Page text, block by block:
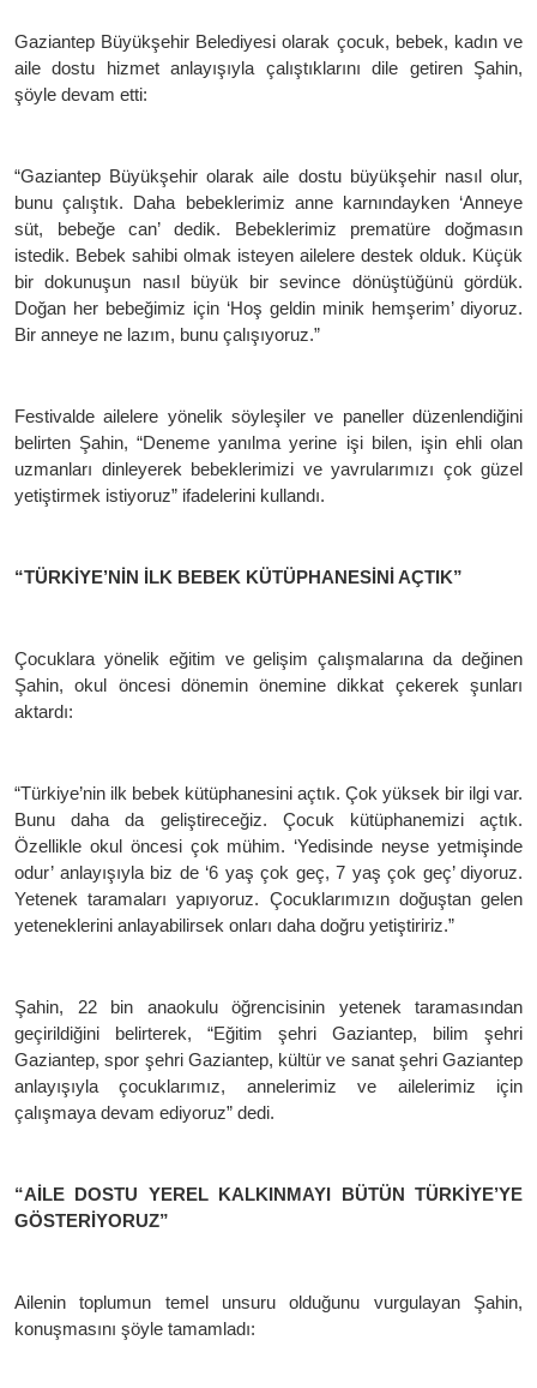
Gaziantep Büyükşehir Belediyesi olarak çocuk, bebek, kadın ve
aile dostu hizmet anlayışıyla çalıştıklarını dile getiren Şahin,
şöyle devam etti:
“Gaziantep Büyükşehir olarak aile dostu büyükşehir nasıl olur,
bunu çalıştık. Daha bebeklerimiz anne karnındayken ‘Anneye
süt, bebeğe can’ dedik. Bebeklerimiz prematüre doğmasın
istedik. Bebek sahibi olmak isteyen ailelere destek olduk. Küçük
bir dokunuşun nasıl büyük bir sevince dönüştüğünü gördük.
Doğan her bebeğimiz için ‘Hoş geldin minik hemşerim’ diyoruz.
Bir anneye ne lazım, bunu çalışıyoruz.”
Festivalde ailelere yönelik söyleşiler ve paneller düzenlendiğini
belirten Şahin, “Deneme yanılma yerine işi bilen, işin ehli olan
uzmanları dinleyerek bebeklerimizi ve yavrularımızı çok güzel
yetiştirmek istiyoruz” ifadelerini kullandı.
“TÜRKİYE’NİN İLK BEBEK KÜTÜPHANESİNİ AÇTIK”
Çocuklara yönelik eğitim ve gelişim çalışmalarına da değinen
Şahin, okul öncesi dönemin önemine dikkat çekerek şunları
aktardı:
“Türkiye’nin ilk bebek kütüphanesini açtık. Çok yüksek bir ilgi var.
Bunu daha da geliştireceğiz. Çocuk kütüphanemizi açtık.
Özellikle okul öncesi çok mühim. ‘Yedisinde neyse yetmişinde
odur’ anlayışıyla biz de ‘6 yaş çok geç, 7 yaş çok geç’ diyoruz.
Yetenek taramaları yapıyoruz. Çocuklarımızın doğuştan gelen
yeteneklerini anlayabilirsek onları daha doğru yetiştiririz.”
Şahin, 22 bin anaokulu öğrencisinin yetenek taramasından
geçirildiğini belirterek, “Eğitim şehri Gaziantep, bilim şehri
Gaziantep, spor şehri Gaziantep, kültür ve sanat şehri Gaziantep
anlayışıyla çocuklarımız, annelerimiz ve ailelerimiz için
çalışmaya devam ediyoruz” dedi.
“AİLE DOSTU YEREL KALKINMAYI BÜTÜN TÜRKİYE’YE
GÖSTERİYORUZ”
Ailenin toplumun temel unsuru olduğunu vurgulayan Şahin,
konuşmasını şöyle tamamladı: